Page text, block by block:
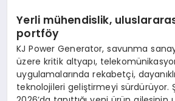
Yerli mühendislik,
portföy
KJ Power Generator, savunma
üzere kritik altyapı,
uygulamalarında rekabetçi,
teknolojileri geliştirmeyi sürdürüyor.